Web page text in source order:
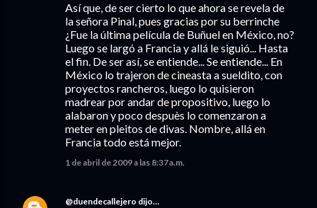
Así que, de ser cierto lo que ahora se revela de
la señora Pinal, pues gracias por su berrinche
¿Fue la última película de Buñuel en México, no?
Luego se largó a Francia y allá le siguió... Hasta
el fin. De ser así, se entiende... Se entiende... En
México lo trajeron de cineasta a sueldito, con
proyectos rancheros, luego lo quisieron
madrear por andar de propositivo, luego lo
alabaron y poco despuès lo comenzaron a
meter en pleitos de divas. Nombre, allá en
Francia todo está mejor.
1 de abril de 2009 a las 8:37 a.m.
@duendecallejero dijo…